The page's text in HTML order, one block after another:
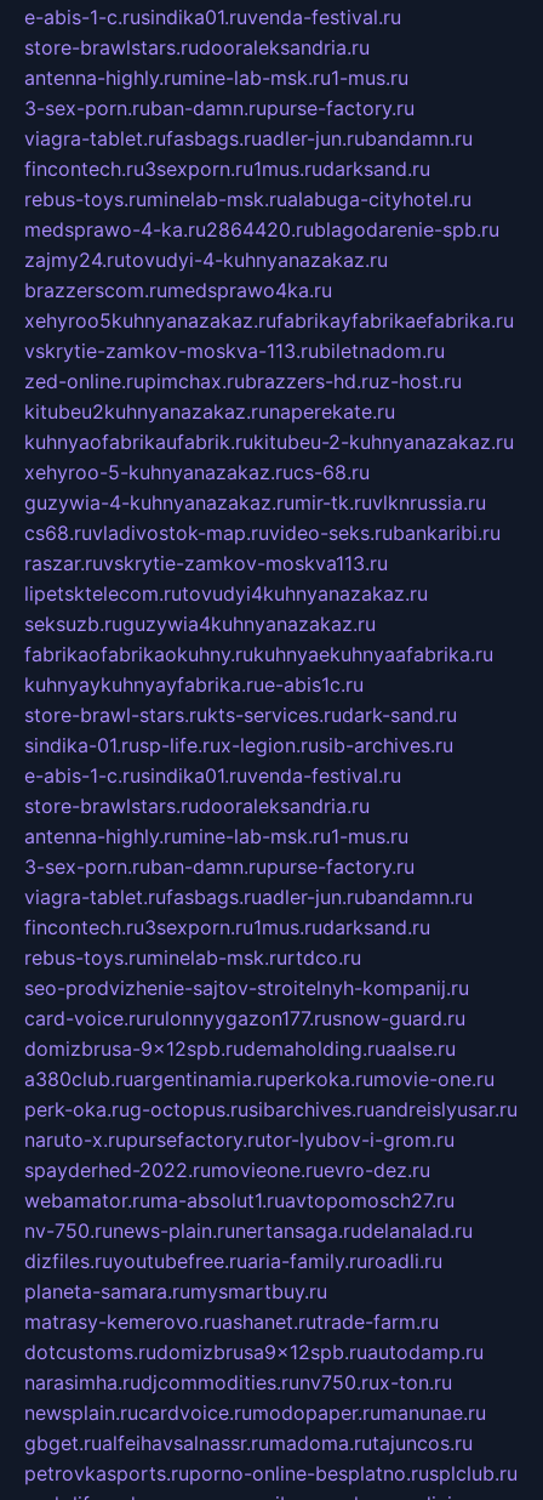
e-abis-1-c.rusindika01.ruvenda-festival.ru
store-brawlstars.rudooraleksandria.ru
antenna-highly.rumine-lab-msk.ru1-mus.ru
3-sex-porn.ruban-damn.rupurse-factory.ru
viagra-tablet.rufasbags.ruadler-jun.rubandamn.ru
fincontech.ru3sexporn.ru1mus.rudarksand.ru
rebus-toys.ruminelab-msk.rualabuga-cityhotel.ru
medsprawo-4-ka.ru2864420.rublagodarenie-spb.ru
zajmy24.rutovudyi-4-kuhnyanazakaz.ru
brazzerscom.rumedsprawo4ka.ru
xehyroo5kuhnyanazakaz.rufabrikayfabrikaefabrika.ru
vskrytie-zamkov-moskva-113.rubiletnadom.ru
zed-online.rupimchax.rubrazzers-hd.ruz-host.ru
kitubeu2kuhnyanazakaz.runaperekate.ru
kuhnyaofabrikaufabrik.rukitubeu-2-kuhnyanazakaz.ru
xehyroo-5-kuhnyanazakaz.rucs-68.ru
guzywia-4-kuhnyanazakaz.rumir-tk.ruvlknrussia.ru
cs68.ruvladivostok-map.ruvideo-seks.rubankaribi.ru
raszar.ruvskrytie-zamkov-moskva113.ru
lipetsktelecom.rutovudyi4kuhnyanazakaz.ru
seksuzb.ruguzywia4kuhnyanazakaz.ru
fabrikaofabrikaokuhny.rukuhnyaekuhnyaafabrika.ru
kuhnyaykuhnyayfabrika.rue-abis1c.ru
store-brawl-stars.rukts-services.rudark-sand.ru
sindika-01.rusp-life.rux-legion.rusib-archives.ru
e-abis-1-c.rusindika01.ruvenda-festival.ru
store-brawlstars.rudooraleksandria.ru
antenna-highly.rumine-lab-msk.ru1-mus.ru
3-sex-porn.ruban-damn.rupurse-factory.ru
viagra-tablet.rufasbags.ruadler-jun.rubandamn.ru
fincontech.ru3sexporn.ru1mus.rudarksand.ru
rebus-toys.ruminelab-msk.rurtdco.ru
seo-prodvizhenie-sajtov-stroitelnyh-kompanij.ru
card-voice.rurulonnyygazon177.rusnow-guard.ru
domizbrusa-9x12spb.rudemaholding.ruaalse.ru
a380club.ruargentinamia.ruperkoka.rumovie-one.ru
perk-oka.rug-octopus.rusibarchives.ruandreislyusar.ru
naruto-x.rupursefactory.rutor-lyubov-i-grom.ru
spayderhed-2022.rumovieone.ruevro-dez.ru
webamator.ruma-absolut1.ruavtopomosch27.ru
nv-750.runews-plain.runertansaga.rudelanalad.ru
dizfiles.ruyoutubefree.ruaria-family.ruroadli.ru
planeta-samara.rumysmartbuy.ru
matrasy-kemerovo.ruashanet.rutrade-farm.ru
dotcustoms.rudomizbrusa9x12spb.ruautodamp.ru
narasimha.rudjcommodities.runv750.rux-ton.ru
newsplain.rucardvoice.rumodopaper.rumanunae.ru
gbget.rualfeihavsalnassr.rumadoma.rutajuncos.ru
petrovkasports.ruporno-online-besplatno.rusplclub.ru